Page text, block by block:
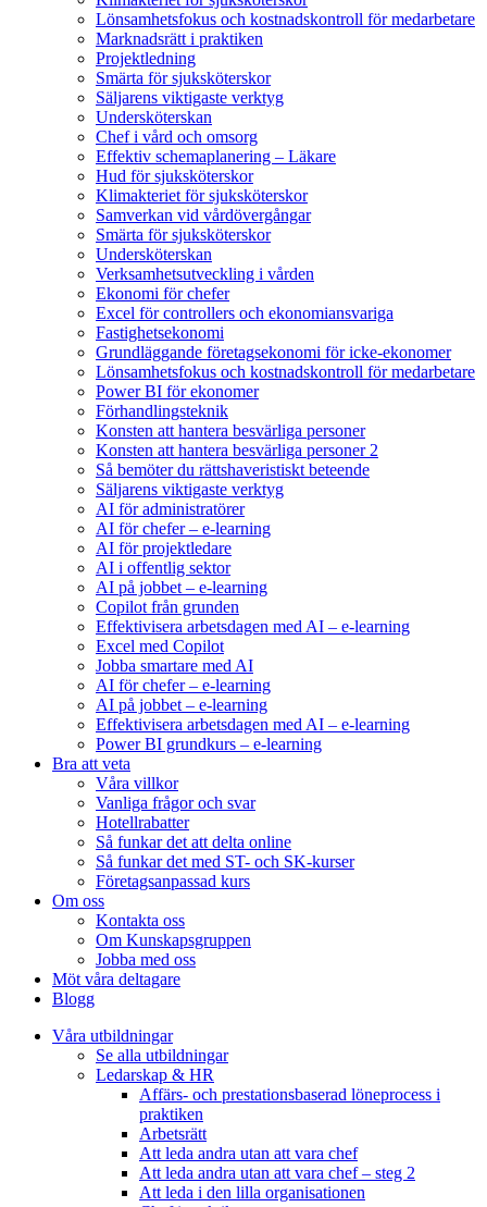
Lönsamhetsfokus och kostnadskontroll för medarbetare
Marknadsrätt i praktiken
Projektledning
Smärta för sjuksköterskor
Säljarens viktigaste verktyg
Undersköterskan
Chef i vård och omsorg
Effektiv schemaplanering – Läkare
Hud för sjuksköterskor
Klimakteriet för sjuksköterskor
Samverkan vid vårdövergångar
Smärta för sjuksköterskor
Undersköterskan
Verksamhetsutveckling i vården
Ekonomi för chefer
Excel för controllers och ekonomiansvariga
Fastighetsekonomi
Grundläggande företagsekonomi för icke-ekonomer
Lönsamhetsfokus och kostnadskontroll för medarbetare
Power BI för ekonomer
Förhandlingsteknik
Konsten att hantera besvärliga personer
Konsten att hantera besvärliga personer 2
Så bemöter du rättshaveristiskt beteende
Säljarens viktigaste verktyg
AI för administratörer
AI för chefer – e-learning
AI för projektledare
AI i offentlig sektor
AI på jobbet – e-learning
Copilot från grunden
Effektivisera arbetsdagen med AI – e-learning
Excel med Copilot
Jobba smartare med AI
AI för chefer – e-learning
AI på jobbet – e-learning
Effektivisera arbetsdagen med AI – e-learning
Power BI grundkurs – e-learning
Bra att veta
Våra villkor
Vanliga frågor och svar
Hotellrabatter
Så funkar det att delta online
Så funkar det med ST- och SK-kurser
Företagsanpassad kurs
Om oss
Kontakta oss
Om Kunskapsgruppen
Jobba med oss
Möt våra deltagare
Blogg
Våra utbildningar
Se alla utbildningar
Ledarskap & HR
Affärs- och prestationsbaserad löneprocess i
praktiken
Arbetsrätt
Att leda andra utan att vara chef
Att leda andra utan att vara chef – steg 2
Att leda i den lilla organisationen